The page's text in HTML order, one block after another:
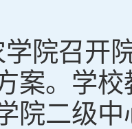
院召开
案。学
院二级